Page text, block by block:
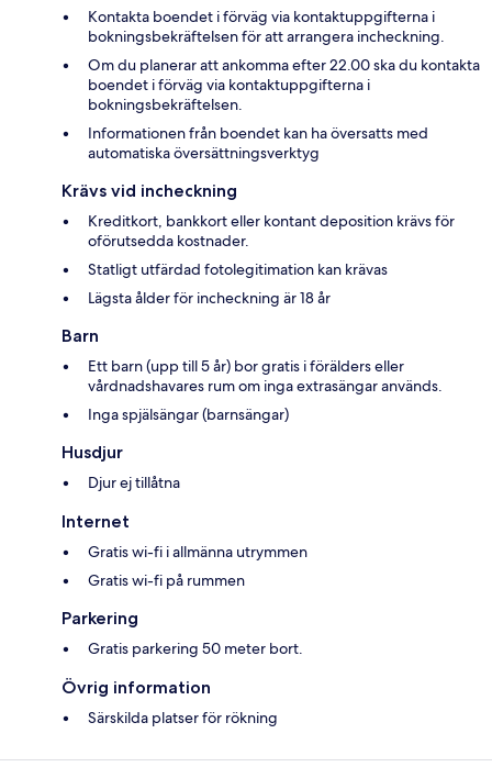
Kontakta boendet i förväg via kontaktuppgifterna i
bokningsbekräftelsen för att arrangera incheckning.
Om du planerar att ankomma efter 22.00 ska du kontakta
boendet i förväg via kontaktuppgifterna i
bokningsbekräftelsen.
Informationen från boendet kan ha översatts med
automatiska översättningsverktyg
Krävs vid incheckning
Kreditkort, bankkort eller kontant deposition krävs för
oförutsedda kostnader.
Statligt utfärdad fotolegitimation kan krävas
Lägsta ålder för incheckning är 18 år
Barn
Ett barn (upp till 5 år) bor gratis i förälders eller
vårdnadshavares rum om inga extrasängar används.
Inga spjälsängar (barnsängar)
Husdjur
Djur ej tillåtna
Internet
Gratis wi-fi i allmänna utrymmen
Gratis wi-fi på rummen
Parkering
Gratis parkering 50 meter bort.
Övrig information
Särskilda platser för rökning